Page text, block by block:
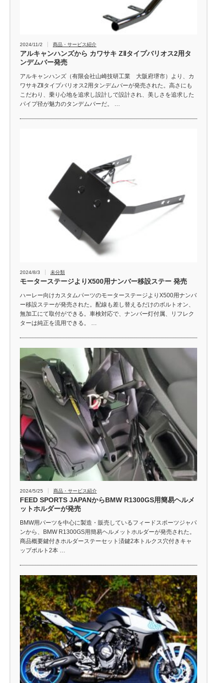
2024/11/2 商品・サービス紹介
アルキャンハンズから カワサキ ZⅡタイプバリオス2用タ
ンデムバー発売
アルキャンハンズ（有限会社山崎技研工業 大阪府堺市）より、カ
ワサキZⅡタイプバリオス2用タンデムバーが発売された。高さにも
こだわり、乗り心地を追求し設計しで設計され、美しさを追求した
パイプ径が魅力のタンデムバーだ。 …
2024/8/3 未分類
モーターステージよりX500用ナンバー移設ステー 発売
ハーレー向けカスタムパーツのモーターステージよりX500用ナンバ
ー移設ステーが発売された。配線も差し替えるだけのボルトオン、
無加工にて取付ができる。車検対応で、ナンバー灯付属、リフレク
ターは純正を流用できる。 …
2024/5/25 商品・サービス紹介
FEED SPORTS JAPANからBMW R1300GS用簡易ヘルメ
ットホルダーが発売
BMW用パーツを中心に製造・販売しているフィードスポーツジャパ
ンから、BMW R1300GS用簡易ヘルメットホルダーが発売された。
商品概要鍵付きホルダーステーセット済鍵2本トルクス穴付きキャ
ップボルト2本 …